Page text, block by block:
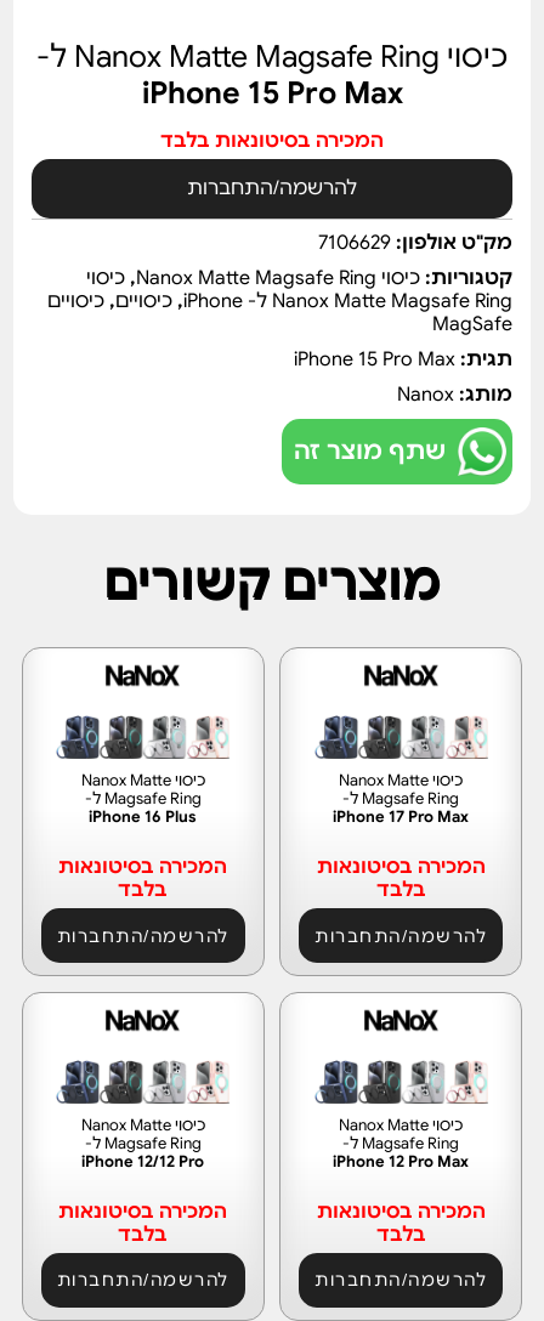
כיסוי Nanox Matte Magsafe Ring ל-
iPhone 15 Pro Max
המכירה בסיטונאות בלבד
להרשמה/התחברות
מק"ט אולפון:7106629
קטגוריות:כיסוי Nanox Matte Magsafe Ring ,כיסוי
Nanox Matte Magsafe Ring ל- iPhone
,כיסויים,כיסויים
MagSafe
תגית:iPhone 15 Pro Max
מותג:Nanox
שתף מוצר זה
מוצרים קשורים
כיסוי Nanox Matte
Magsafe Ring ל-
iPhone 17 Pro Max
המכירה בסיטונאות
בלבד
להרשמה/התחברות
כיסוי Nanox Matte
Magsafe Ring ל-
iPhone 16 Plus
המכירה בסיטונאות
בלבד
להרשמה/התחברות
כיסוי Nanox Matte
Magsafe Ring ל-
iPhone 12 Pro Max
המכירה בסיטונאות
בלבד
להרשמה/התחברות
כיסוי Nanox Matte
Magsafe Ring ל-
iPhone 12/12 Pro
המכירה בסיטונאות
בלבד
להרשמה/התחברות